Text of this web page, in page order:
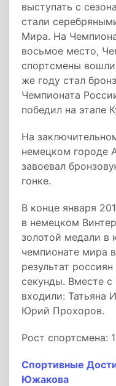
выступать с
стали
Мира. На
восьмое место,
спортсмены
же году стал
Чемпионата
победил на этапе
На
немецком городе
завоевал
гонке.
В конце января
в немецком
золотой медали в
чемпионате мира
результат
секунды. Вместе
входили: Татьяна
Юрий Прохоров.
Рост спортсмена:
Спортивные
Южакова